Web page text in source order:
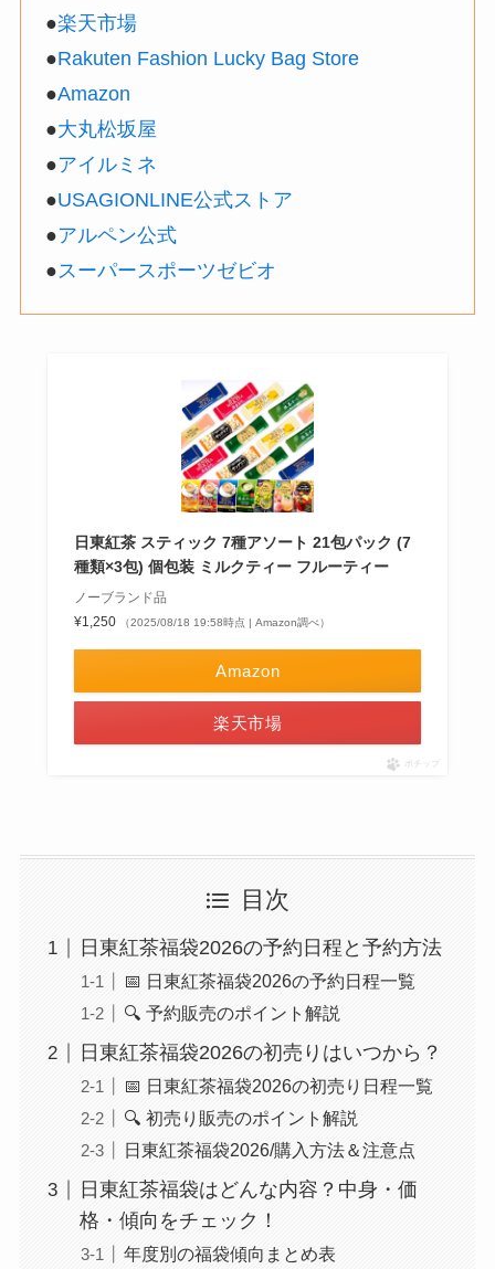
●楽天市場
●Rakuten Fashion Lucky Bag Store
●Amazon
●大丸松坂屋
●アイルミネ
●USAGIONLINE公式ストア
●アルペン公式
●スーパースポーツゼビオ
日東紅茶 スティック 7種アソート 21包パック (7
種類×3包) 個包装 ミルクティー フルーティー
ノーブランド品
¥1,250
（2025/08/18 19:58時点 | Amazon調べ）
Amazon
楽天市場
ポチップ
目次
日東紅茶福袋2026の予約日程と予約方法
📅 日東紅茶福袋2026の予約日程一覧
🔍 予約販売のポイント解説
日東紅茶福袋2026の初売りはいつから？
📅 日東紅茶福袋2026の初売り日程一覧
🔍 初売り販売のポイント解説
日東紅茶福袋2026/購入方法＆注意点
日東紅茶福袋はどんな内容？中身・価
格・傾向をチェック！
年度別の福袋傾向まとめ表